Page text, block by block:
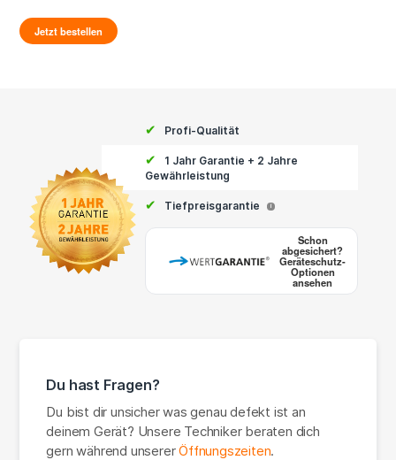
Jetzt bestellen
✔ Profi-Qualität
✔
1 Jahr Garantie + 2 Jahre
Gewährleistung
✔ Tiefpreisgarantie i
Schon
abgesichert?
Geräteschutz-
Optionen
ansehen
Du hast Fragen?
Du bist dir unsicher was genau defekt ist an
deinem Gerät? Unsere Techniker beraten dich
gern während unsererÖffnungszeiten.